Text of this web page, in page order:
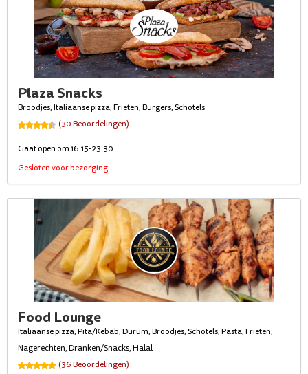
Plaza Snacks
Broodjes, Italiaanse pizza, Frieten, Burgers, Schotels
(30 Beoordelingen)
Gaat open om 16:15-23:30
Gesloten voor bezorging
Food Lounge
Italiaanse pizza, Pita/Kebab, Dürüm, Broodjes, Schotels, Pasta, Frieten,
Nagerechten, Dranken/Snacks, Halal
(36 Beoordelingen)